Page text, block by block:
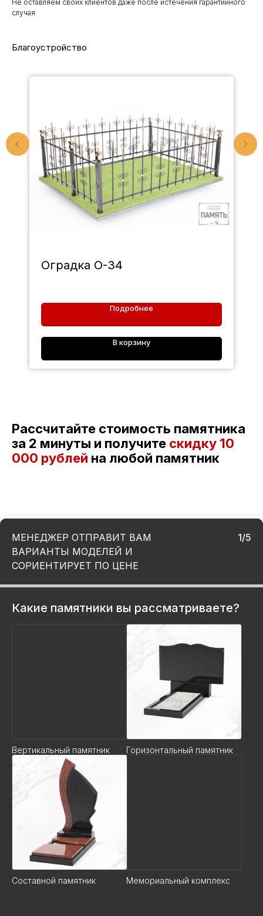
Не оставляем своих клиентов даже после истечения гарантийного
случая
Благоустройство
Оградка О-34
Подробнее
В корзину
Рассчитайте стоимость памятника
за 2 минуты и получите скидку 10
000 рублей на любой памятник
МЕНЕДЖЕР ОТПРАВИТ ВАМ
ВАРИАНТЫ МОДЕЛЕЙ И
СОРИЕНТИРУЕТ ПО ЦЕНЕ
1/5
Какие памятники вы рассматриваете?
Вертикальный памятник Горизонтальный памятник
Составной памятник Мемориальный комплекс